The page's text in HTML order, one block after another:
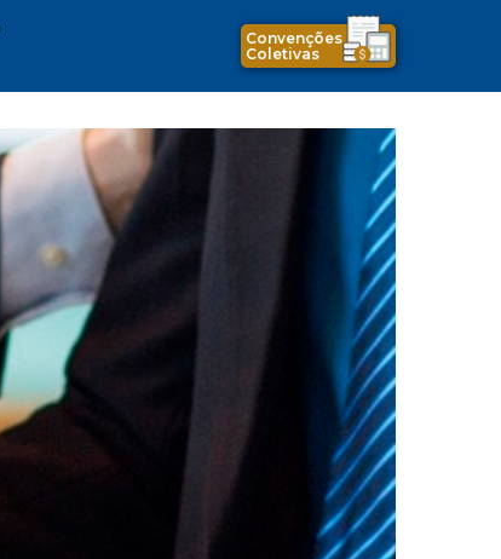
Convenções
Coletivas